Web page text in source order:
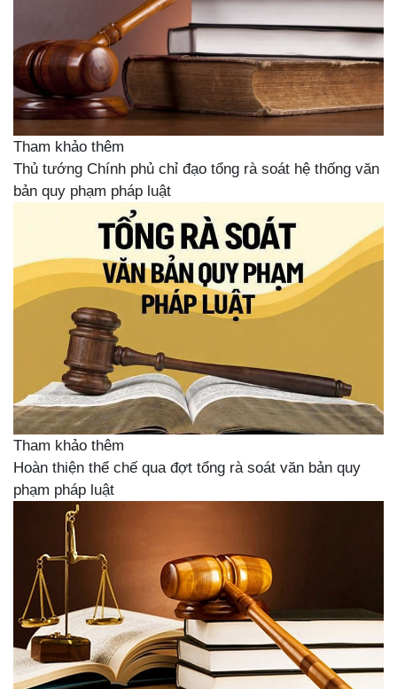
Tham khảo thêm
Thủ tướng Chính phủ chỉ đạo tổng rà soát hệ thống văn
bản quy phạm pháp luật
Tham khảo thêm
Hoàn thiện thể chế qua đợt tổng rà soát văn bản quy
phạm pháp luật